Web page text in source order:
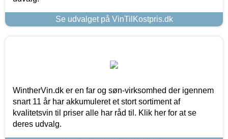
Se udvalget på VinTilKostpris.dk
WintherVin.dk er en far og søn-virksomhed der igennem
snart 11 år har akkumuleret et stort sortiment af
kvalitetsvin til priser alle har råd til. Klik her for at se
deres udvalg.